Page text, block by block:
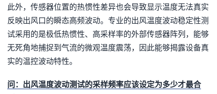
此外，传感器位置的热惯性差异也会导致显示温度无法真实
反映出风口的瞬态高频波动。专业的出风温度波动稳定性测
试采用的是极低热惯性、高采样率的外部传感器阵列，能够
无死角地捕捉到气流的微观温度震荡，因此能够揭露设备真
实的温控波动特性。
问：出风温度波动测试的采样频率应该设定为多少才最合